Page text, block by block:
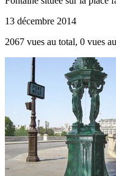
13 décembre 2014
2067 vues au total, 0 vues